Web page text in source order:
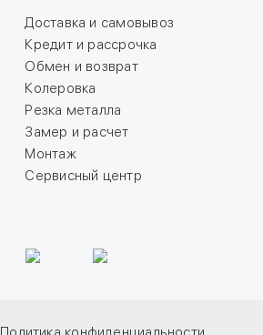
Доставка и самовывоз
Кредит и рассрочка
Обмен и возврат
Колеровка
Резка металла
Замер и расчет
Монтаж
Сервисный центр